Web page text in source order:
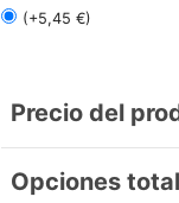
(+5,45 €)
Precio del
Opciones